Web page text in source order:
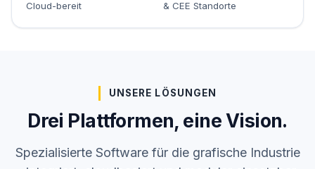
Cloud-bereit & CEE Standorte
UNSERE LÖSUNGEN
Drei Plattformen, eine Vision.
Spezialisierte Software für die grafische Industrie